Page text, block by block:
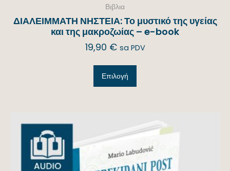
Βιβλια
ΔΙΑΛΕΙΜΜΑΤΗ ΝΗΣΤΕΙΑ: Το μυστικό της υγείας
και της μακροζωίας – e-book
19,90 € sa PDV
Επιλογή